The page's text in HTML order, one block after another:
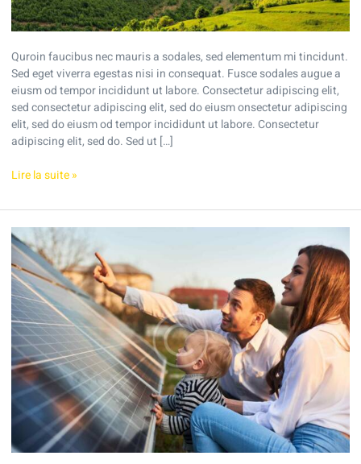
Quroin faucibus nec mauris a sodales, sed elementum mi tincidunt.
Sed eget viverra egestas nisi in consequat. Fusce sodales augue a
eiusm od tempor incididunt ut labore. Consectetur adipiscing elit,
sed consectetur adipiscing elit, sed do eiusm onsectetur adipiscing
elit, sed do eiusm od tempor incididunt ut labore. Consectetur
adipiscing elit, sed do. Sed ut […]
Lire la suite »
What
factors
affect
the
cost
of
a
business
going
solar?